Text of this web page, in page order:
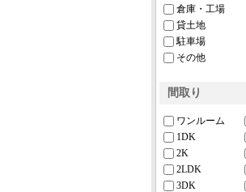
倉庫・工場
貸土地
駐車場
その他
間取り
ワンルーム
1DK
2K
2LDK
3DK